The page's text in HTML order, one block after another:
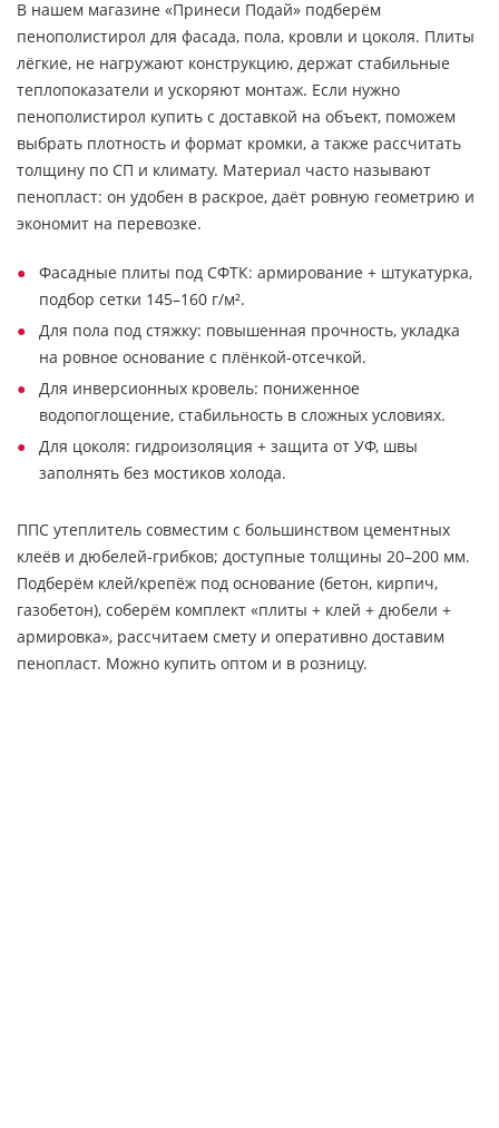
В нашем магазине «Принеси Подай» подберём
пенополистирол для фасада, пола, кровли и цоколя. Плиты
лёгкие, не нагружают конструкцию, держат стабильные
теплопоказатели и ускоряют монтаж. Если нужно
пенополистирол купить с доставкой на объект, поможем
выбрать плотность и формат кромки, а также рассчитать
толщину по СП и климату. Материал часто называют
пенопласт: он удобен в раскрое, даёт ровную геометрию и
экономит на перевозке.
Фасадные плиты под СФТК: армирование + штукатурка,
подбор сетки 145–160 г/м².
Для пола под стяжку: повышенная прочность, укладка
на ровное основание с плёнкой-отсечкой.
Для инверсионных кровель: пониженное
водопоглощение, стабильность в сложных условиях.
Для цоколя: гидроизоляция + защита от УФ, швы
заполнять без мостиков холода.
ППС утеплитель совместим с большинством цементных
клеёв и дюбелей-грибков; доступные толщины 20–200 мм.
Подберём клей/крепёж под основание (бетон, кирпич,
газобетон), соберём комплект «плиты + клей + дюбели +
армировка», рассчитаем смету и оперативно доставим
пенопласт. Можно купить оптом и в розницу.